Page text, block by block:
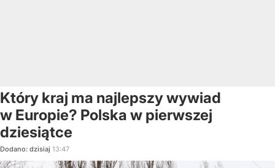
Który kraj ma najlepszy wywiad
w Europie? Polska w pierwszej
dziesiątce
Dodano: dzisiaj 13:47